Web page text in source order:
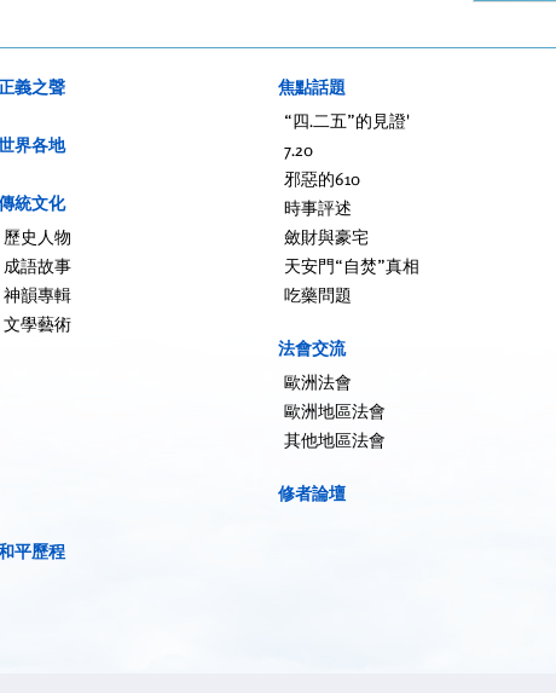
義之聲
界各地
統文化
歷史人物
成語故事
神韻專輯
文學藝術
焦點話題
“四.二五”的見證'
7.20
邪惡的610
時事評述
斂財與豪宅
天安門“自焚”真相
吃藥問題
法會交流
歐洲法會
歐洲地區法會
其他地區法會
修者論壇
平歷程